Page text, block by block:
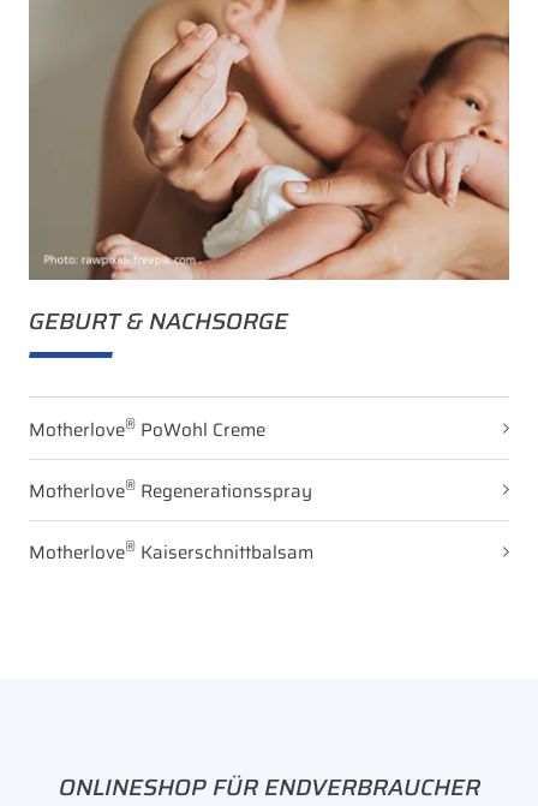
GEBURT & NACHSORGE
Motherlove® PoWohl Creme
Motherlove® Regenerationsspray
Motherlove® Kaiserschnittbalsam
ONLINESHOP FÜR ENDVERBRAUCHER